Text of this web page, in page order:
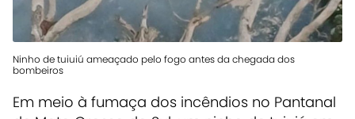
Ninho de tuiuiú ameaçado pelo fogo antes da chegada dos
bombeiros
Em meio à fumaça dos incêndios no Pantanal